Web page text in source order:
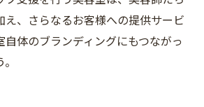
え、さらなるお客様への提供サービ
体のブランディングにもつながっ